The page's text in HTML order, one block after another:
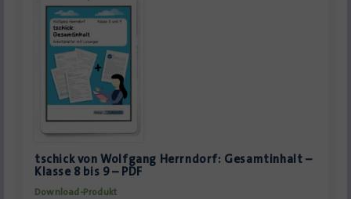
tschick von Wolfgang Herrndorf: Gesamtinhalt –
Klasse 8 bis 9 – PDF
Download-Produkt